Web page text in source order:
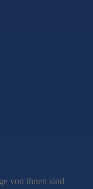
von ihnen sind